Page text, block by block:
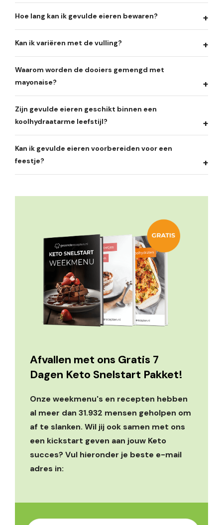
Hoe lang kan ik gevulde eieren bewaren?
Kan ik variëren met de vulling?
Waarom worden de dooiers gemengd met
mayonaise?
Zijn gevulde eieren geschikt binnen een
koolhydraatarme leefstijl?
Kan ik gevulde eieren voorbereiden voor een
feestje?
Afvallen met ons Gratis 7
Dagen Keto Snelstart Pakket!
Onze weekmenu's en recepten hebben
al meer dan 31.932 mensen geholpen om
af te slanken. Wil jij ook samen met ons
een kickstart geven aan jouw Keto
succes? Vul hieronder je beste e-mail
adres in: